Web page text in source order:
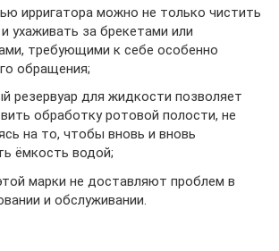
ирригатора можно не только чистить
ухаживать за брекетами или
требующими к себе особенно
обращения;
резервуар для жидкости позволяет
обработку ротовой полости, не
на то, чтобы вновь и вновь
ёмкость водой;
марки не доставляют проблем в
и обслуживании.